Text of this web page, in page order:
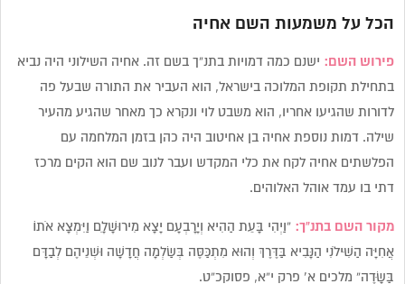
הכל על משמעות השם אחיה
פירוש השם: ישנם כמה דמויות בתנ”ך בשם זה. אחיה השילוני היה נביא
בתחילת תקופת המלוכה בישראל, הוא העביר את התורה שבעל פה
לדורות שהגיעו אחריו, הוא משבט לוי ונקרא כך מאחר שהגיע מהעיר
שילה. דמות נוספת אחיה בן אחיטוב היה כהן בזמן המלחמה עם
הפלשתים אחיה לקח את כלי המקדש ועבר לנוב שם הוא הקים מרכז
דתי בו עמד אוהל האלוהים.
מקור השם בתנ”ך: “וַיְהִי בָּעֵת הַהִיא וְיָרָבְעָם יָצָא מִירוּשָׁלָ‍ִם וַיִּמְצָא אֹתוֹ
אֲחִיָּה הַשִּׁילֹנִי הַנָּבִיא בַּדֶּרֶךְ וְהוּא מִתְכַּסֶּה בְּשַׂלְמָה חֲדָשָׁה וּשְׁנֵיהֶם לְבַדָּם
בַּשָּׂדֶה” מלכים א’ פרק י”א, פסוקכ”ט.